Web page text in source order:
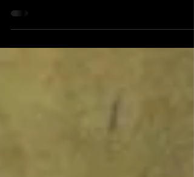
Hora 7:00 pm Lugar...